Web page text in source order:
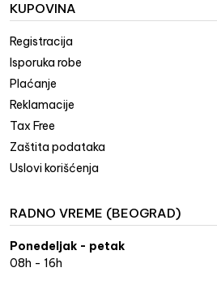
KUPOVINA
Registracija
Isporuka robe
Plaćanje
Reklamacije
Tax Free
Zaštita podataka
Uslovi korišćenja
RADNO VREME (BEOGRAD)
Ponedeljak - petak
08h - 16h